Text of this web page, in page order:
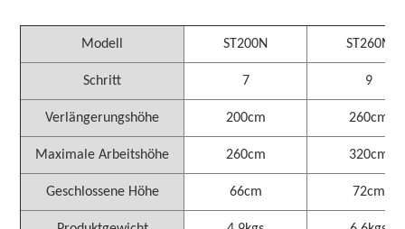
Modell ST200N ST260N
Schritt 7 9
Verlängerungshöhe 200cm 260cm
Maximale Arbeitshöhe 260cm 320cm
Geschlossene Höhe 66cm 72cm